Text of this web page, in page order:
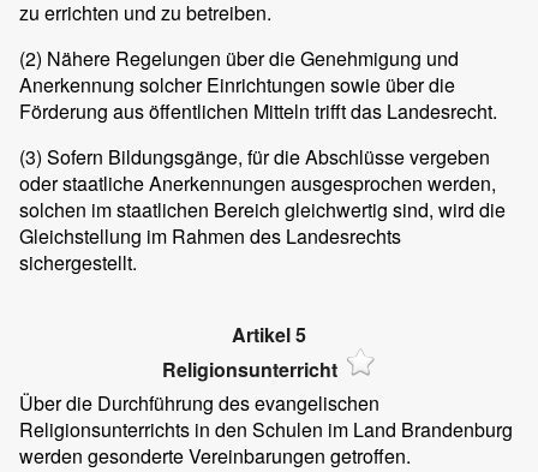
zu errichten und zu betreiben.
(2) Nähere Regelungen über die Genehmigung und
Anerkennung solcher Einrichtungen sowie über die
Förderung aus öffentlichen Mitteln trifft das Landesrecht.
(3) Sofern Bildungsgänge, für die Abschlüsse vergeben
oder staatliche Anerkennungen ausgesprochen werden,
solchen im staatlichen Bereich gleichwertig sind, wird die
Gleichstellung im Rahmen des Landesrechts
sichergestellt.
Artikel 5
Religionsunterricht
Über die Durchführung des evangelischen
Religionsunterrichts in den Schulen im Land Brandenburg
werden gesonderte Vereinbarungen getroffen.